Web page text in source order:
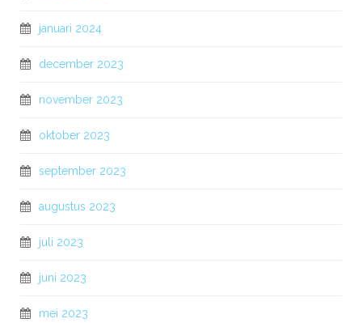
januari 2024
december 2023
november 2023
oktober 2023
september 2023
augustus 2023
juli 2023
juni 2023
mei 2023